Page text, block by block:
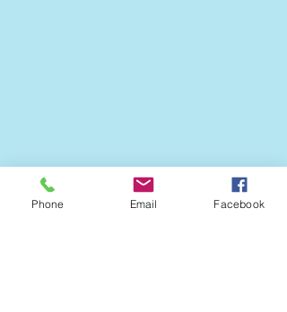
Phone Email Facebook